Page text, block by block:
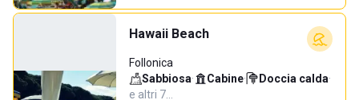
Hawaii Beach
Follonica
Sabbiosa· Cabine· Doccia calda·
e altri 7…